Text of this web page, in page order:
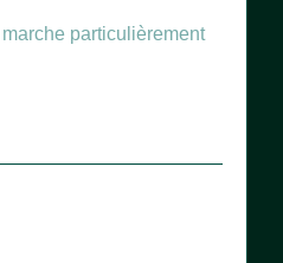
particulièrement